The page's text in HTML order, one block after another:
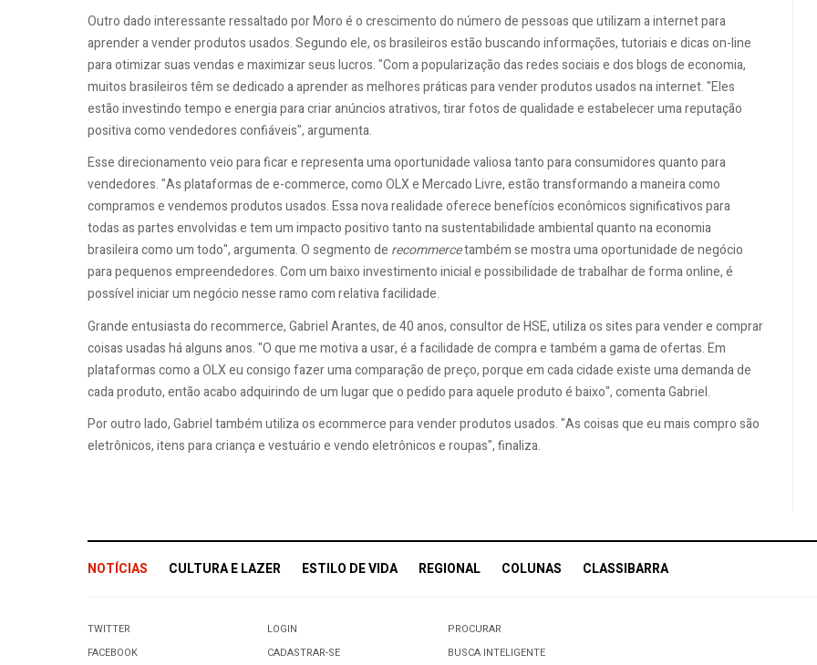
Outro dado interessante ressaltado por Moro é o crescimento do número de pessoas que utilizam a internet para
aprender a vender produtos usados. Segundo ele, os brasileiros estão buscando informações, tutoriais e dicas on-line
para otimizar suas vendas e maximizar seus lucros. "Com a popularização das redes sociais e dos blogs de economia,
muitos brasileiros têm se dedicado a aprender as melhores práticas para vender produtos usados na internet. "Eles
estão investindo tempo e energia para criar anúncios atrativos, tirar fotos de qualidade e estabelecer uma reputação
positiva como vendedores confiáveis", argumenta.
Esse direcionamento veio para ficar e representa uma oportunidade valiosa tanto para consumidores quanto para
vendedores. "As plataformas de e-commerce, como OLX e Mercado Livre, estão transformando a maneira como
compramos e vendemos produtos usados. Essa nova realidade oferece benefícios econômicos significativos para
todas as partes envolvidas e tem um impacto positivo tanto na sustentabilidade ambiental quanto na economia
brasileira como um todo", argumenta. O segmento de recommercetambém se mostra uma oportunidade de negócio
para pequenos empreendedores. Com um baixo investimento inicial e possibilidade de trabalhar de forma online, é
possível iniciar um negócio nesse ramo com relativa facilidade.
Grande entusiasta do recommerce, Gabriel Arantes, de 40 anos, consultor de HSE, utiliza os sites para vender e comprar
coisas usadas há alguns anos. "O que me motiva a usar, é a facilidade de compra e também a gama de ofertas. Em
plataformas como a OLX eu consigo fazer uma comparação de preço, porque em cada cidade existe uma demanda de
cada produto, então acabo adquirindo de um lugar que o pedido para aquele produto é baixo", comenta Gabriel.
Por outro lado, Gabriel também utiliza os ecommerce para vender produtos usados. "As coisas que eu mais compro são
eletrônicos, itens para criança e vestuário e vendo eletrônicos e roupas", finaliza.
NOTÍCIAS CULTURA E LAZER ESTILO DE VIDA REGIONAL COLUNAS CLASSIBARRA
TWITTER
FACEBOOK
LOGIN
CADASTRAR-SE
PROCURAR
BUSCA INTELIGENTE